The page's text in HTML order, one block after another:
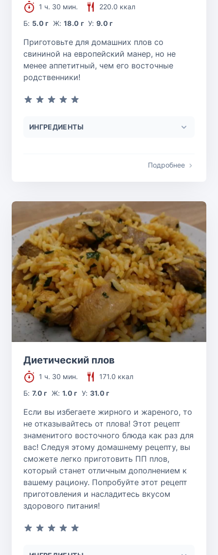
1 ч. 30 мин.
220.0 ккал
Б: 5.0 г Ж: 18.0 г У:9.0 г
Приготовьте для домашних плов со
свининой на европейский манер, но не
менее аппетитный, чем его восточные
родственники!
ИНГРЕДИЕНТЫ
Подробнее
Диетический плов
1 ч. 30 мин.
171.0 ккал
Б:7.0 г Ж: 1.0 г У: 31.0 г
Если вы избегаете жирного и жареного, то
не отказывайтесь от плова! Этот рецепт
знаменитого восточного блюда как раз для
вас! Следуя этому домашнему рецепту, вы
сможете легко приготовить ПП плов,
который станет отличным дополнением к
вашему рациону. Попробуйте этот рецепт
приготовления и насладитесь вкусом
здорового питания!